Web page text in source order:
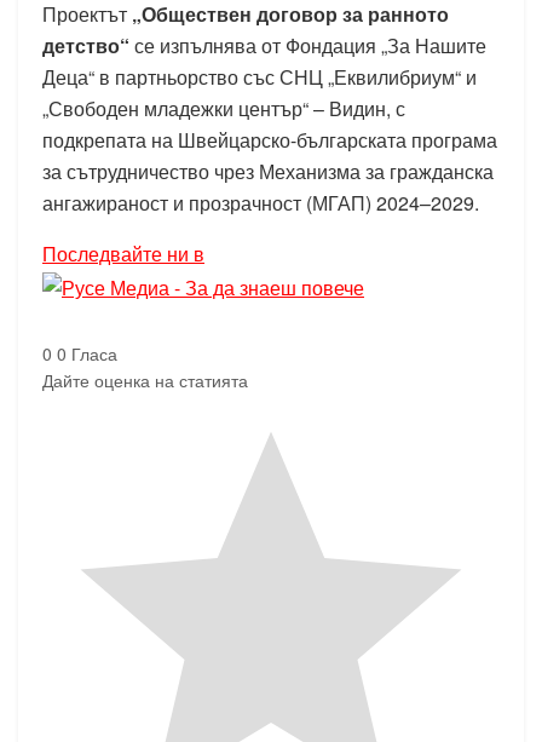
Проектът „Обществен договор за ранното
детство“ се изпълнява от Фондация „За Нашите
Деца“ в партньорство със СНЦ „Еквилибриум“ и
„Свободен младежки център“ – Видин, с
подкрепата на Швейцарско-българската програма
за сътрудничество чрез Механизма за гражданска
ангажираност и прозрачност (МГАП) 2024–2029.
Последвайте ни в
0 0 Гласа
Дайте оценка на статията